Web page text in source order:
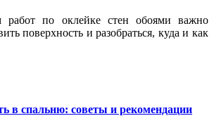
работ по оклейке стен обоями важно
поверхность и разобраться, куда и как
в спальню: советы и рекомендации